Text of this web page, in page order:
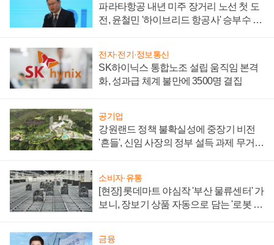
파라타항공 내년 미주 장거리 노선 첫 도
전, 윤철민 '하이브리드 항공사' 승부수 통
전자·전기·정보통신
SK하이닉스 통합노조 설립 움직임 본격
화, 성과급 체계 불만에 3500명 결집
공기업
강원랜드 정책 불확실성에 중장기 비전
'흔들', 신임 사장의 정부 설득 과제 무거워
소비자·유통
[현장] 롯데마트 야심작 '부산 물류센터' 가
보니, 장보기 상품 자동으로 담는 '로봇 40
금융